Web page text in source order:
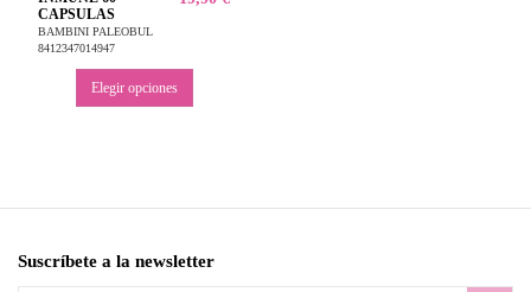
CAPSULAS
BAMBINI PALEOBUL
8412347014947
Elegir opciones
Suscríbete a la newsletter